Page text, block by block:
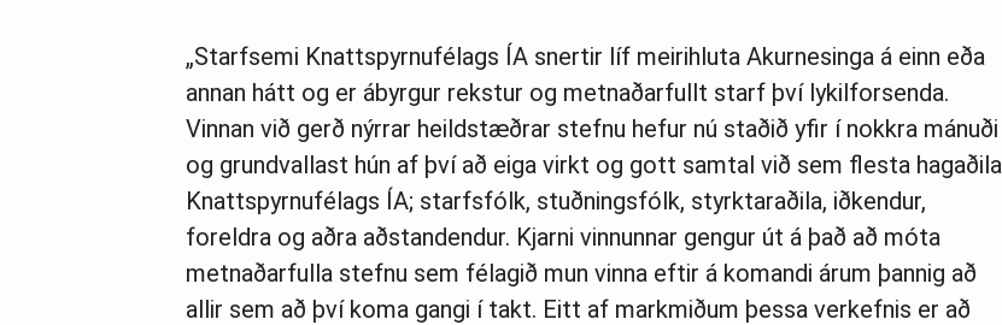
„Starfsemi Knattspyrnufélags ÍA snertir líf meirihluta Akurnesinga á einn eða
annan hátt og er ábyrgur rekstur og metnaðarfullt starf því lykilforsenda.
Vinnan við gerð nýrrar heildstæðrar stefnu hefur nú staðið yfir í nokkra mánuði
og grundvallast hún af því að eiga virkt og gott samtal við sem flesta hagaðila
Knattspyrnufélags ÍA; starfsfólk, stuðningsfólk, styrktaraðila, iðkendur,
foreldra og aðra aðstandendur. Kjarni vinnunnar gengur út á það að móta
metnaðarfulla stefnu sem félagið mun vinna eftir á komandi árum þannig að
allir sem að því koma gangi í takt. Eitt af markmiðum þessa verkefnis er að